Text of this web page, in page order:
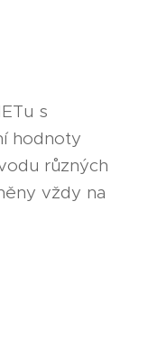
s
hodnoty
různých
vždy na